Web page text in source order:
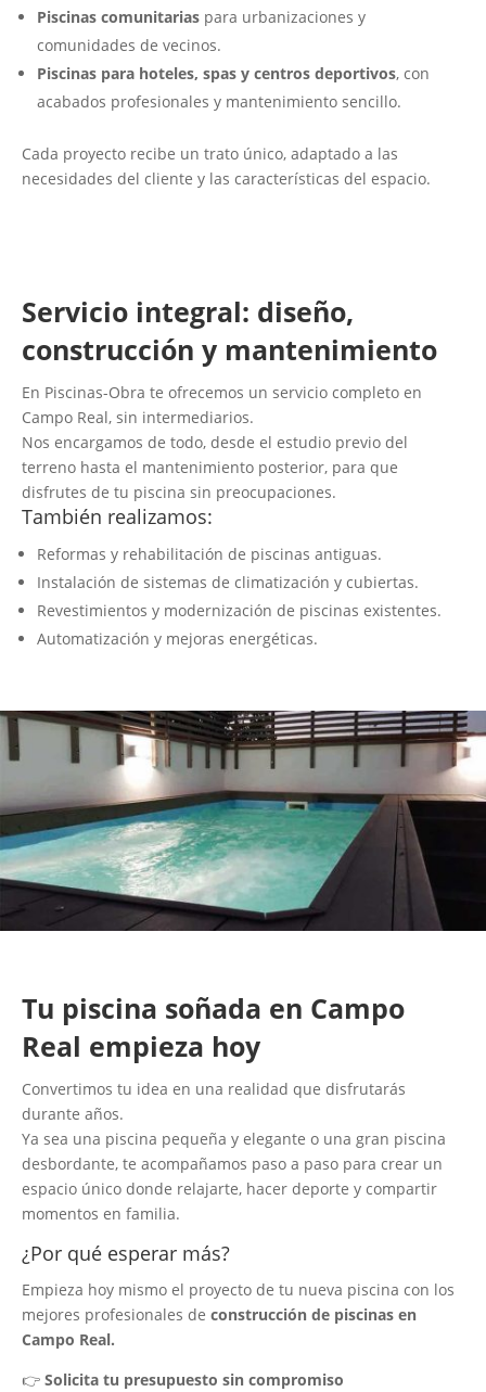
Piscinas comunitarias para urbanizaciones y
comunidades de vecinos.
Piscinas para hoteles, spas y centros deportivos, con
acabados profesionales y mantenimiento sencillo.
Cada proyecto recibe un trato único, adaptado a las
necesidades del cliente y las características del espacio.
Servicio integral: diseño,
construcción y mantenimiento
En Piscinas-Obra te ofrecemos un servicio completo en
Campo Real, sin intermediarios.
Nos encargamos de todo, desde el estudio previo del
terreno hasta el mantenimiento posterior, para que
disfrutes de tu piscina sin preocupaciones.
También realizamos:
Reformas y rehabilitación de piscinas antiguas.
Instalación de sistemas de climatización y cubiertas.
Revestimientos y modernización de piscinas existentes.
Automatización y mejoras energéticas.
Tu piscina soñada en Campo
Real empieza hoy
Convertimos tu idea en una realidad que disfrutarás
durante años.
Ya sea una piscina pequeña y elegante o una gran piscina
desbordante, te acompañamos paso a paso para crear un
espacio único donde relajarte, hacer deporte y compartir
momentos en familia.
¿Por qué esperar más?
Empieza hoy mismo el proyecto de tu nueva piscina con los
mejores profesionales de construcción de piscinas en
Campo Real.
👉 Solicita tu presupuesto sin compromiso